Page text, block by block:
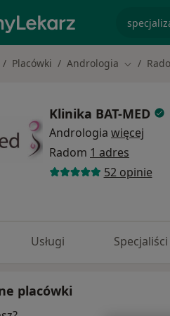
Placówki Andrologia Zmień
Klinika BAT-MED
Andrologia więcej
Radom 1 adres
52 opinie
Usługi Specjaliści
placówki